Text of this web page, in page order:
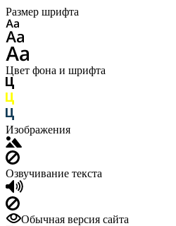
Размер шрифта
Цвет фона и шрифта
Изображения
Озвучивание текста
Обычная версия сайта